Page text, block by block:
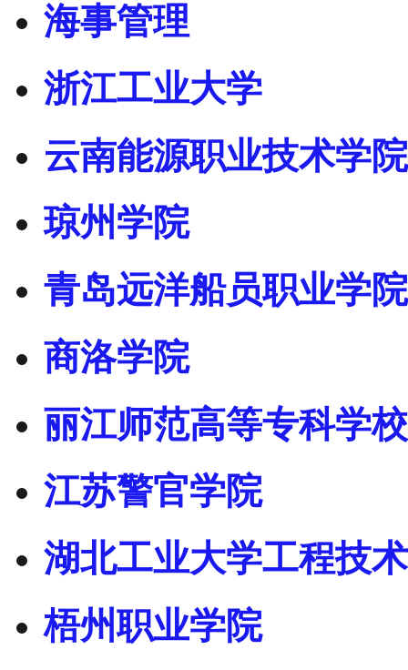
海事管理
浙江工业大学
云南能源职业技术学院
琼州学院
青岛远洋船员职业学院
商洛学院
丽江师范高等专科学校
江苏警官学院
湖北工业大学工程技
梧州职业学院